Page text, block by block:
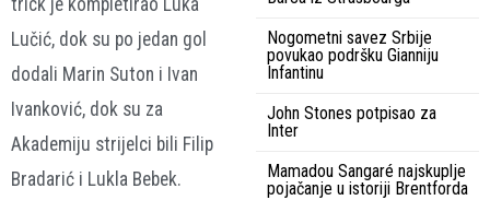
trick je kompletirao Luka
Lučić, dok su po jedan gol
dodali Marin Suton i Ivan
Ivanković, dok su za
Akademiju strijelci bili Filip
Bradarić i Lukla Bebek.
Nogometni savez Srbije
povukao podršku Gianniju
Infantinu
John Stones potpisao za
Inter
Mamadou Sangaré najskuplje
pojačanje u istoriji Brentforda